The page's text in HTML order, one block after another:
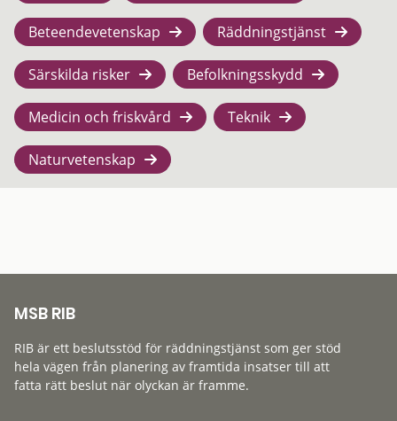
Beteendevetenskap Räddningstjänst
Särskilda risker Befolkningsskydd
Medicin och friskvård Teknik
Naturvetenskap
MSB RIB
RIB är ett beslutsstöd för räddningstjänst som ger stöd
hela vägen från planering av framtida insatser till att
fatta rätt beslut när olyckan är framme.